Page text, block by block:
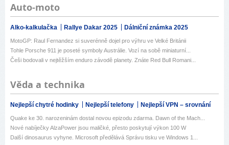
Auto-moto
Alko-kalkulačka Rallye Dakar 2025 Dálniční známka 2025
MotoGP: Raul Fernandez si suverénně dojel pro výhru ve Velké Británii
Tohle Porsche 911 je poseté symboly Austrálie. Vozí na sobě miniaturní...
Češi bodovali v nejtěžším enduro závodě planety. Znáte Red Bull Romani...
Věda a technika
Nejlepší chytré hodinky Nejlepší telefony Nejlepší VPN – srovnání
Quake ke 30. narozeninám dostal novou epizodu zdarma. Dawn of the Mach...
Nové nabíječky AlzaPower jsou maličké, přesto poskytují výkon 100 W
Další dinosaurus vyhyne. Microsoft předělává Správu tisku ve Windows 1...